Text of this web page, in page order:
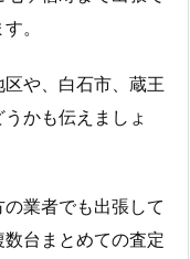
。
や、白石市、蔵王
かも伝えましょ
業者でも出張して
台まとめての査定